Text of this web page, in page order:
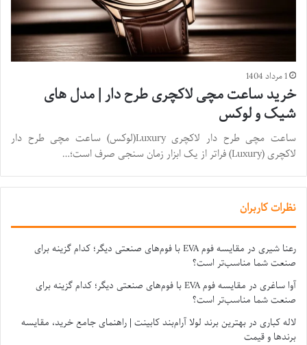
1 مرداد 1404
خرید ساعت مچی لاکچری طرح دار | مدل های
شیک و لوکس
ساعت مچی طرح دار لاکچری Luxury(لوکس) ساعت مچی طرح دار
لاکچری (Luxury) فراتر از یک ابزار زمان سنجی صرف است؛…
نظرات کاربران
رعنا شیری در
مقایسه فوم EVA با فوم‌های صنعتی دیگر؛ کدام گزینه برای
صنعت شما مناسب‌تر است؟
آوا ساغری در
مقایسه فوم EVA با فوم‌های صنعتی دیگر؛ کدام گزینه برای
صنعت شما مناسب‌تر است؟
لاله کباری دربهترین برند لولا آرام‌بند کابینت | راهنمای جامع خرید، مقایسه
برندها و قیمت